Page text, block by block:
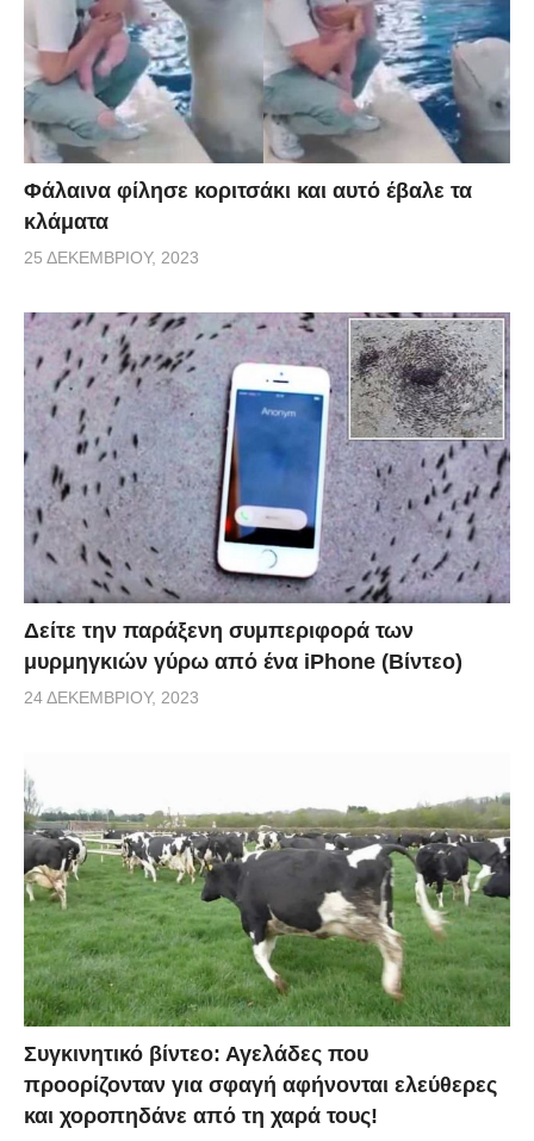
Φάλαινα φίλησε κοριτσάκι και αυτό έβαλε τα
κλάματα
25 ΔΕΚΕΜΒΡΊΟΥ, 2023
Δείτε την παράξενη συμπεριφορά των
μυρμηγκιών γύρω από ένα iPhone (Βίντεο)
24 ΔΕΚΕΜΒΡΊΟΥ, 2023
Συγκινητικό βίντεο: Αγελάδες που
προορίζονταν για σφαγή αφήνονται ελεύθερες
και χοροπηδάνε από τη χαρά τους!